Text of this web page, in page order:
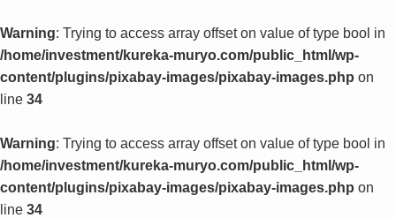
Warning: Trying to access array offset on value of type bool in
/home/investment/kureka-muryo.com/public_html/wp-
content/plugins/pixabay-images/pixabay-images.php on
line 34
Warning: Trying to access array offset on value of type bool in
/home/investment/kureka-muryo.com/public_html/wp-
content/plugins/pixabay-images/pixabay-images.php on
line 34